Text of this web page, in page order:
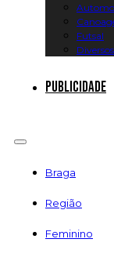
Futsal
Diversos
Publicidade
Braga
Região
Feminino